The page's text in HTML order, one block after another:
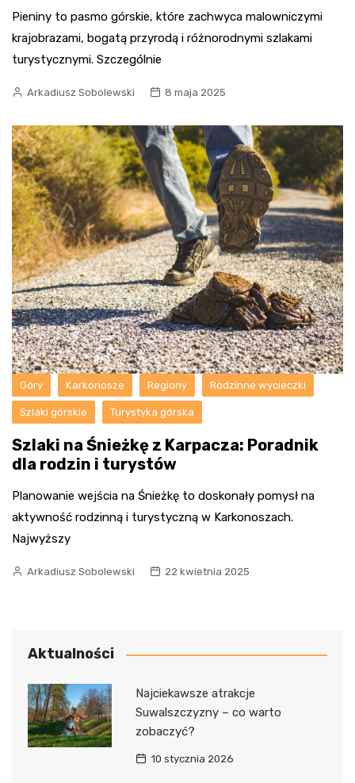
Pieniny to pasmo górskie, które zachwyca malowniczymi
krajobrazami, bogatą przyrodą i różnorodnymi szlakami
turystycznymi. Szczególnie
Arkadiusz Sobolewski 8 maja 2025
Góry Karkonosze Regiony Rodzinne wycieczki
Szlaki górskie Turystyka górska
Szlaki na Śnieżkę z Karpacza: Poradnik
dla rodzin i turystów
Planowanie wejścia na Śnieżkę to doskonały pomysł na
aktywność rodzinną i turystyczną w Karkonoszach.
Najwyższy
Arkadiusz Sobolewski 22 kwietnia 2025
Aktualności
Najciekawsze atrakcje
Suwalszczyzny – co warto
zobaczyć?
10 stycznia 2026